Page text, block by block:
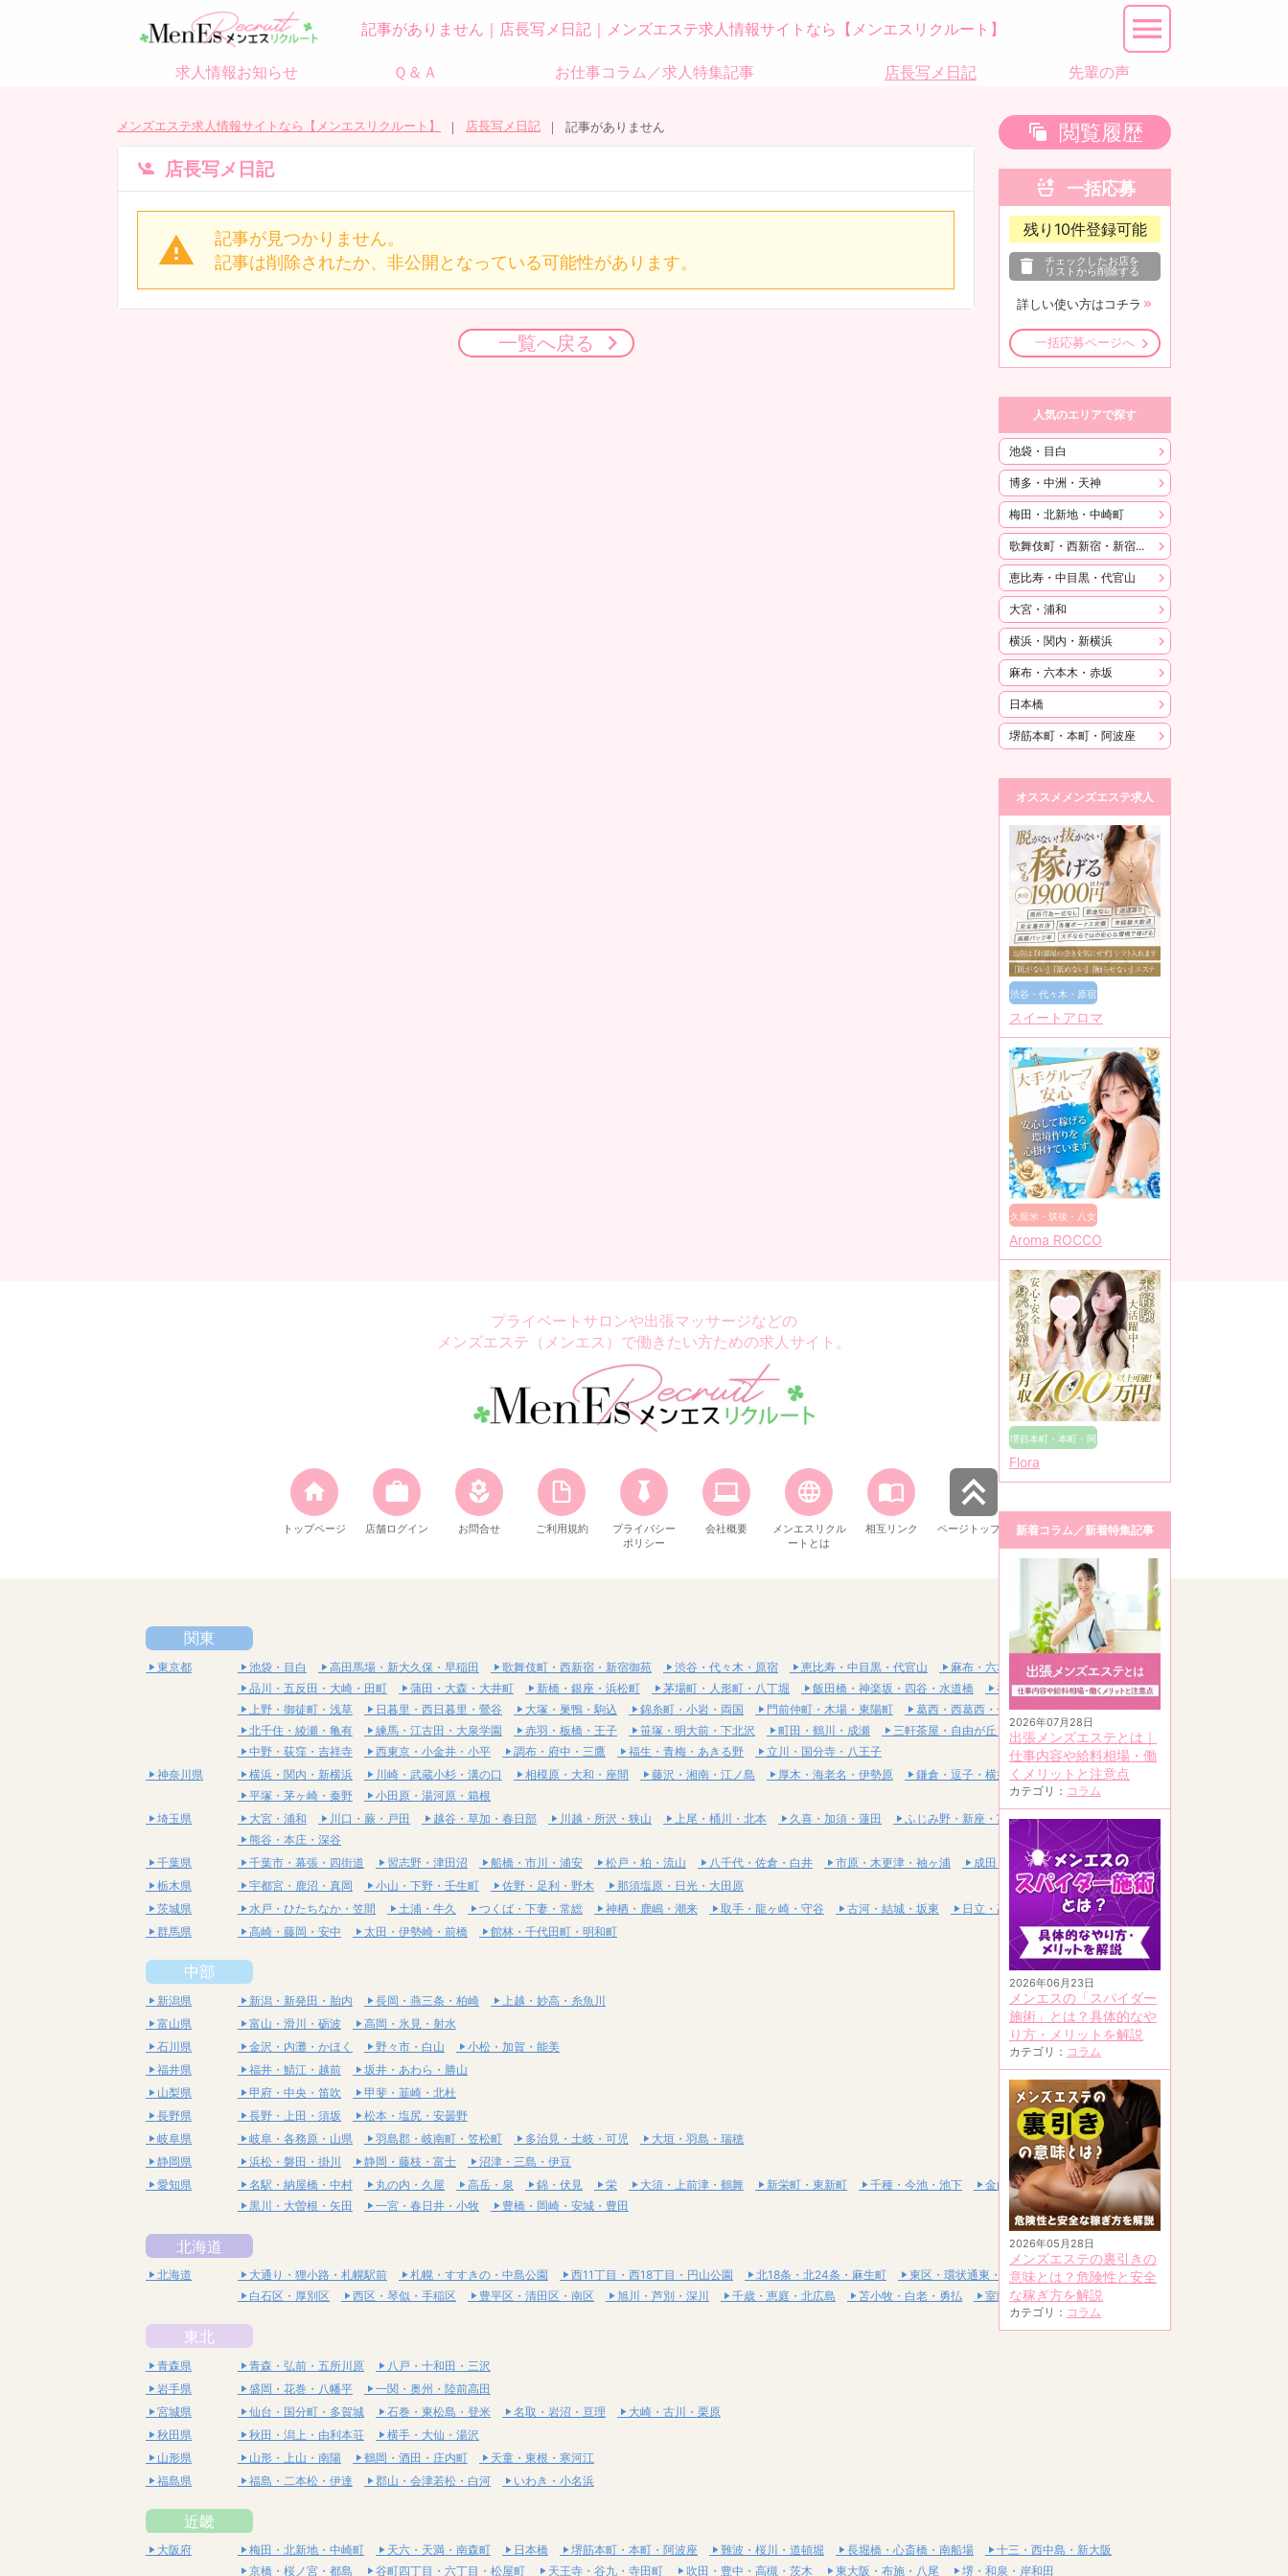
記事がありません｜店長写メ日記｜メンズエステ求人情報サイトなら【メンエスリクルート】
求人情報お知らせ Ｑ＆Ａ お仕事コラム／求人特集記事 店長写メ日記 先輩の声
メンズエステ求人情報サイトなら【メンエスリクルート】 店長写メ日記 記事がありません
店長写メ日記
記事が見つかりません。
記事は削除されたか、非公開となっている可能性があります。
一覧へ戻る
閲覧履歴
一括応募
残り 10件登録可能
チェックしたお店を
リストから削除する
詳しい使い方はコチラ
一括応募ページへ
人気のエリアで探す
池袋・目白
博多・中洲・天神
梅田・北新地・中崎町
歌舞伎町・西新宿・新宿御苑
恵比寿・中目黒・代官山
大宮・浦和
横浜・関内・新横浜
麻布・六本木・赤坂
日本橋
堺筋本町・本町・阿波座
オススメメンズエステ求人
渋谷・代々木・原宿
スイートアロマ
久留米・筑後・八女
Aroma ROCCO
堺筋本町・本町・阿
Flora
新着コラム／新着特集記事
2026年07月28日
出張メンズエステとは｜
仕事内容や給料相場・働
くメリットと注意点
カテゴリ： コラム
2026年06月23日
メンエスの「スパイダー
施術」とは？具体的なや
り方・メリットを解説
カテゴリ： コラム
2026年05月28日
メンズエステの裏引きの
意味とは？危険性と安全
な稼ぎ方を解説
カテゴリ： コラム
プライベートサロンや出張マッサージなどの
メンズエステ（メンエス）で働きたい方ための求人サイト。
トップページ 店舗ログイン お問合せ ご利用規約
プライバシー
ポリシー
会社概要
メンエスリクル
ートとは
相互リンク ページトップへ
関東
東京都 池袋・目白 高田馬場・新大久保・早稲田 歌舞伎町・西新宿・新宿御苑 渋谷・代々木・原宿 恵比寿・中目黒・代官山
麻布・六本木・赤坂
品川・五反田・大崎・田町
蒲田・大森・大井町 新橋・銀座・浜松町 茅場町・人形町・八丁堀 飯田橋・神楽坂・四谷・水道橋
神田・秋葉原・浅草橋
上野・御徒町・浅草
日暮里・西日暮里・鶯谷 大塚・巣鴨・駒込 錦糸町・小岩・両国 門前仲町・木場・東陽町
葛西・西葛西・一之江
北千住・綾瀬・亀有
練馬・江古田・大泉学園 赤羽・板橋・王子 笹塚・明大前・下北沢 町田・鶴川・成瀬
三軒茶屋・自由が丘・二子玉川
中野・荻窪・吉祥寺
西東京・小金井・小平 調布・府中・三鷹 福生・青梅・あきる野
立川・国分寺・八王子
神奈川県
横浜・関内・新横浜 川崎・武蔵小杉・溝の口 相模原・大和・座間 藤沢・湘南・江ノ島 厚木・海老名・伊勢原
鎌倉・逗子・横須賀
平塚・茅ヶ崎・秦野
小田原・湯河原・箱根
埼玉県
大宮・浦和 川口・蕨・戸田 越谷・草加・春日部 川越・所沢・狭山 上尾・桶川・北本 久喜・加須・蓮田
ふじみ野・新座・富士見
熊谷・本庄・深谷
千葉県
千葉市・幕張・四街道 習志野・津田沼 船橋・市川・浦安 松戸・柏・流山 八千代・佐倉・白井 市原・木更津・袖ヶ浦
成田・富里・印西
栃木県
宇都宮・鹿沼・真岡 小山・下野・壬生町 佐野・足利・野木
那須塩原・日光・大田原
茨城県
水戸・ひたちなか・笠間 土浦・牛久 つくば・下妻・常総 神栖・鹿嶋・潮来 取手・龍ヶ崎・守谷 古河・結城・坂東
日立・高萩・常陸太田
群馬県
高崎・藤岡・安中 太田・伊勢崎・前橋 館林・千代田町・明和町
中部
新潟県 新潟・新発田・胎内 長岡・燕三条・柏崎
上越・妙高・糸魚川
富山県
富山・滑川・砺波
高岡・氷見・射水
石川県
金沢・内灘・かほく 野々市・白山
小松・加賀・能美
福井県
福井・鯖江・越前
坂井・あわら・勝山
山梨県
甲府・中央・笛吹
甲斐・韮崎・北杜
長野県
長野・上田・須坂
松本・塩尻・安曇野
岐阜県
岐阜・各務原・山県 羽島郡・岐南町・笠松町 多治見・土岐・可児
大垣・羽島・瑞穂
静岡県
浜松・磐田・掛川 静岡・藤枝・富士
沼津・三島・伊豆
愛知県
名駅・納屋橋・中村 丸の内・久屋 高岳・泉 錦・伏見 栄 大須・上前津・鶴舞 新栄町・東新町 千種・今池・池下
金山・熱田
黒川・大曽根・矢田
一宮・春日井・小牧 豊橋・岡崎・安城・豊田
北海道
北海道 大通り・狸小路・札幌駅前 札幌・すすきの・中島公園 西11丁目・西18丁目・円山公園 北18条・北24条・麻生町
東区・環状通東・新道東
白石区・厚別区
西区・琴似・手稲区 豊平区・清田区・南区 旭川・芦別・深川 千歳・恵庭・北広島 苫小牧・白老・勇払 室蘭・登別・伊達
東北
青森県 青森・弘前・五所川原
八戸・十和田・三沢
岩手県
盛岡・花巻・八幡平
一関・奥州・陸前高田
宮城県
仙台・国分町・多賀城 石巻・東松島・登米 名取・岩沼・亘理
大崎・古川・栗原
秋田県
秋田・潟上・由利本荘
横手・大仙・湯沢
山形県
山形・上山・南陽 鶴岡・酒田・庄内町
天童・東根・寒河江
福島県
福島・二本松・伊達 郡山・会津若松・白河 いわき・小名浜
近畿
大阪府 梅田・北新地・中崎町 天六・天満・南森町 日本橋 堺筋本町・本町・阿波座 難波・桜川・道頓堀 長堀橋・心斎橋・南船場
十三・西中島・新大阪
京橋・桜ノ宮・都島
谷町四丁目・六丁目・松屋町 天王寺・谷九・寺田町 吹田・豊中・高槻・茨木 東大阪・布施・八尾 堺・和泉・岸和田